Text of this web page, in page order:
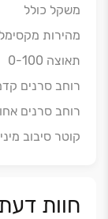
משקל כולל
מהירות
תאוצה 0-100
רוחב סרנים
רוחב סרנים
קוטר סיבוב
חוות